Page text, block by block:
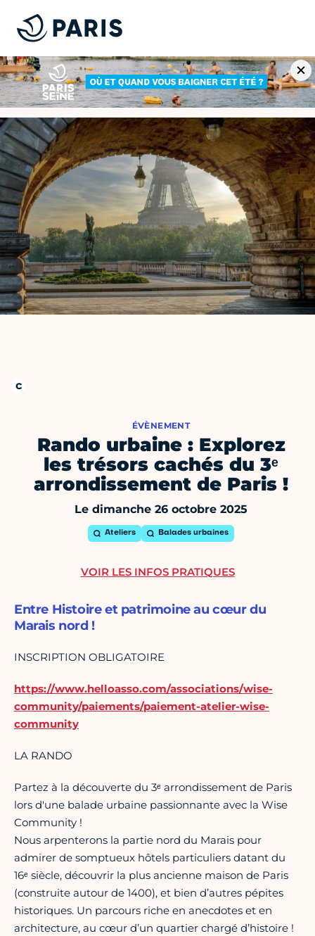
ÉVÈNEMENT
Rando urbaine : Explorez
les trésors cachés du 3ᵉ
arrondissement de Paris !
Le dimanche 26 octobre 2025
Ateliers Balades urbaines
Entre Histoire et patrimoine au cœur du
Marais nord !
INSCRIPTION OBLIGATOIRE
https://www.helloasso.com/associations/wise-
community/paiements/paiement-atelier-wise-
community
LA RANDO
Partez à la découverte du 3ᵉ arrondissement de Paris
lors d'une balade urbaine passionnante avec la Wise
Community !
Nous arpenterons la partie nord du Marais pour
admirer de somptueux hôtels particuliers datant du
16ᵉ siècle, découvrir la plus ancienne maison de Paris
(construite autour de 1400), et bien d’autres pépites
historiques. Un parcours riche en anecdotes et en
architecture, au cœur d’un quartier chargé d’histoire !
VOIR LES INFOS PRATIQUES